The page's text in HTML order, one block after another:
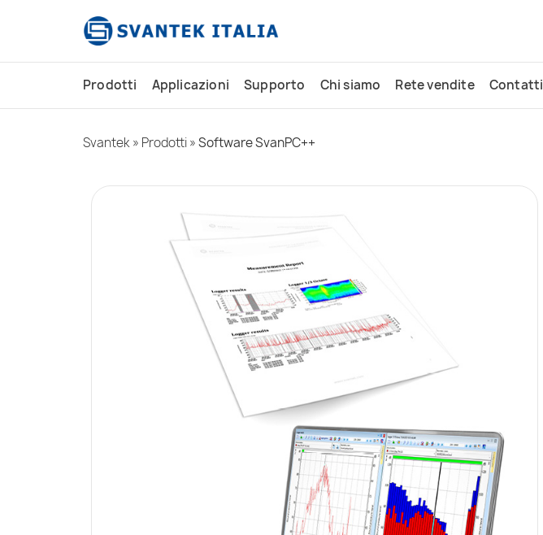
Prodotti Applicazioni Supporto Chi siamo Rete vendite Contatti
Svantek» Prodotti»Software SvanPC++